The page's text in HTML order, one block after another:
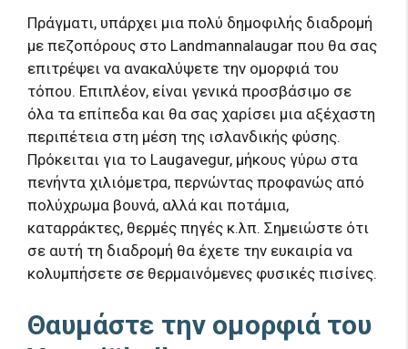
Πράγματι, υπάρχει μια πολύ δημοφιλής διαδρομή
με πεζοπόρους στο Landmannalaugar που θα σας
επιτρέψει να ανακαλύψετε την ομορφιά του
τόπου. Επιπλέον, είναι γενικά προσβάσιμο σε
όλα τα επίπεδα και θα σας χαρίσει μια αξέχαστη
περιπέτεια στη μέση της ισλανδικής φύσης.
Πρόκειται για το Laugavegur, μήκους γύρω στα
πενήντα χιλιόμετρα, περνώντας προφανώς από
πολύχρωμα βουνά, αλλά και ποτάμια,
καταρράκτες, θερμές πηγές κ.λπ. Σημειώστε ότι
σε αυτή τη διαδρομή θα έχετε την ευκαιρία να
κολυμπήσετε σε θερμαινόμενες φυσικές πισίνες.
Θαυμάστε την ομορφιά του